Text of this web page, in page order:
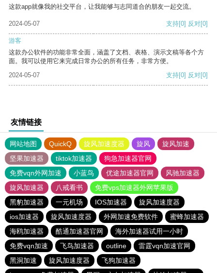
这款app就像我的社交平台，让我能够与志同道合的朋友一起交流。
2024-05-07 支持[0] 反对[0]
游客
这款办公软件的功能非常全面，涵盖了文档、表格、演示文稿等各个方
面。我可以使用它来完成日常办公的所有任务，非常方便。
2024-05-07
支持[0] 反对[0]
友情链接
网站地图 QuickQ 旋风加速度器 旋风
旋风加速
坚果加速器
tiktok加速器
狗急加速器官网
免费vqn外网加速
小蓝鸟 优途加速器官网
风驰加速器
旋风加速器
八戒看书
免费vps加速器外网苹果版
黑豹加速器
一元机场 IOS加速器
旋风加速度器
ios加速器
旋风加速度器 外网加速免费软件
蜜蜂加速器
海鸥加速器
酷通加速器官网
海外加速器试用一小时
免费vqn加速
飞鸟加速器 outline
雷霆vqn加速官网
黑洞加速
旋风加速度器
飞狗加速器